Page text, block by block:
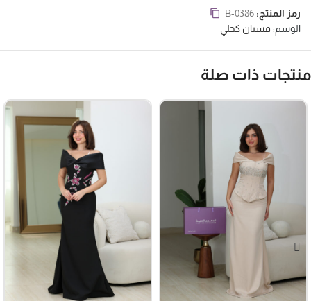
: يضيف الفستان لمسة من السحر والأنوثة إلى طفلتك، مما يجعلها
تبدو ساحرة وجذابة في كل المناسبات.
الجودة
: يمكن ارتداء الفستان في جميع أنواع الحفلات والمناسبات، مما يجعله
ملائمًا لكل مناسبة ترغبين فيها أن تظهري أميرتك.
مما يعكس الجودة والاهتمام بالتفاصيل في تصميم الفستان
رمز المنتج:B-0386
الوسم:فستان كحلي
ذات صلة